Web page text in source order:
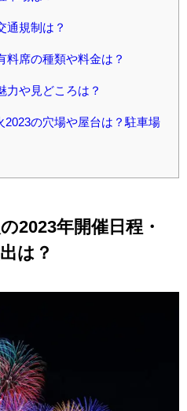
通規制は？
料席の種類や料金は？
力や見どころは？
2023の穴場や屋台は？駐車場
2023年開催日程・
は？